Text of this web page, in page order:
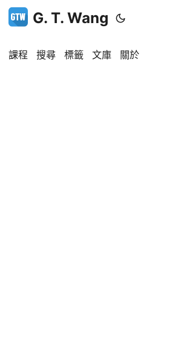
G. T. Wang
課程 搜尋 標籤 文庫 關於